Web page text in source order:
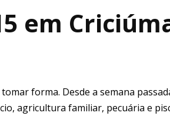
em
forma. Desde a semana
agricultura familiar, pecuária e